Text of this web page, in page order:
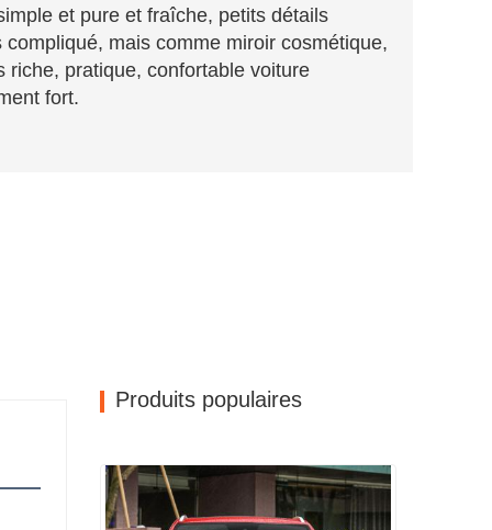
et pure et fraîche, petits détails
compliqué, mais comme miroir cosmétique,
riche, pratique, confortable voiture
fort.
Produits populaires